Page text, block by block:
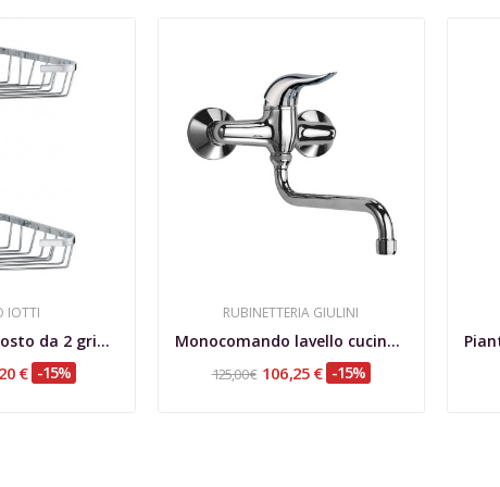
IOTTI
Angolare composto da 2 griglie h.5,5 cm,...
€ -15%
RUBINETTERIA GIULINI
Monocomando lavello cucina a parete, Melody
125,00 € 106,25 € -15%